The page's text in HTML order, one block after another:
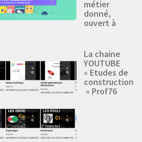
métier
donné,
ouvert à
La chaine
YOUTUBE
« Etudes de
construction
» Prof76